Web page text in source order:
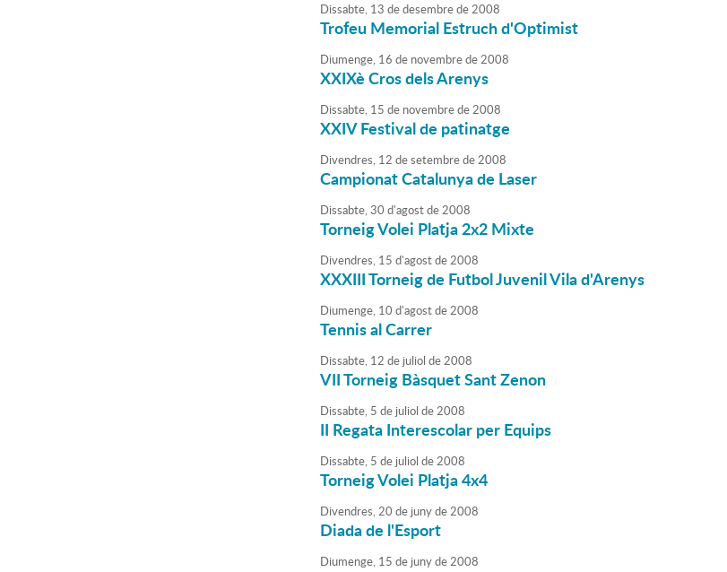
Dissabte, 13 dedesembrede2008
Trofeu Memorial Estruch d'Optimist
Diumenge, 16 de novembrede2008
XXIXè Cros dels Arenys
Dissabte, 15 de novembrede2008
XXIV Festival de patinatge
Divendres, 12 desetembrede2008
Campionat Catalunya de Laser
Dissabte,30 d'agostde2008
Torneig Volei Platja 2x2 Mixte
Divendres, 15 d'agostde2008
XXXIII Torneig de Futbol Juvenil Vila d'Arenys
Diumenge, 10 d'agostde2008
Tennis al Carrer
Dissabte, 12 de juliol de2008
VII Torneig Bàsquet Sant Zenon
Dissabte, 5 de juliol de2008
II Regata Interescolar per Equips
Dissabte, 5 de juliol de2008
Torneig Volei Platja 4x4
Divendres,20 de junyde2008
Diada de l'Esport
Diumenge, 15 de junyde2008